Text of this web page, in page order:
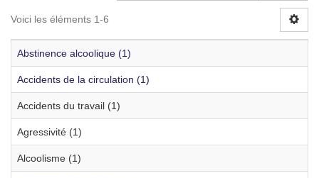
Voici les éléments 1-6
Abstinence alcoolique (1)
Accidents de la circulation (1)
Accidents du travail (1)
Agressivité (1)
Alcoolisme (1)